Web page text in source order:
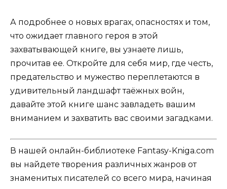
А подробнее о новых врагах, опасностях и том,
что ожидает главного героя в этой
захватывающей книге, вы узнаете лишь,
прочитав ее. Откройте для себя мир, где честь,
предательство и мужество переплетаются в
удивительный ландшафт таёжных войн,
давайте этой книге шанс завладеть вашим
вниманием и захватить вас своими загадками.
В нашей онлайн-библиотеке Fantasy-Kniga.com
вы найдете творения различных жанров от
знаменитых писателей со всего мира, начиная